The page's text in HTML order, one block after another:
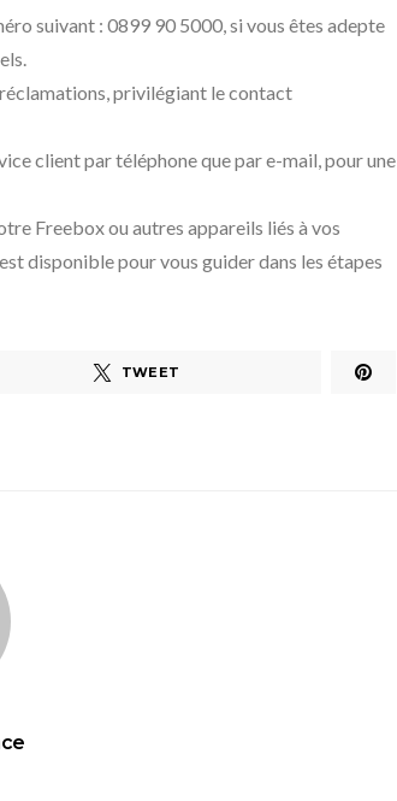
suivant : 0899 90 5000, si vous êtes adepte
réclamations, privilégiant le contact
client par téléphone que par e-mail, pour une
Freebox ou autres appareils liés à vos
disponible pour vous guider dans les étapes
TWEET